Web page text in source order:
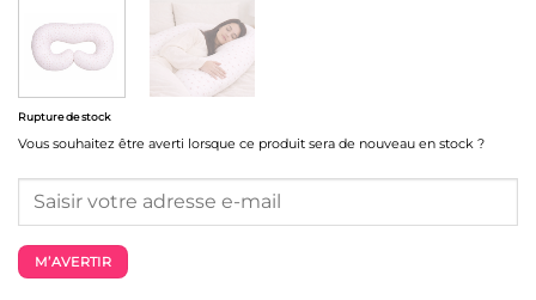
Rupture de stock
Vous souhaitez être averti lorsque ce produit sera de nouveau en stock ?
M’AVERTIR